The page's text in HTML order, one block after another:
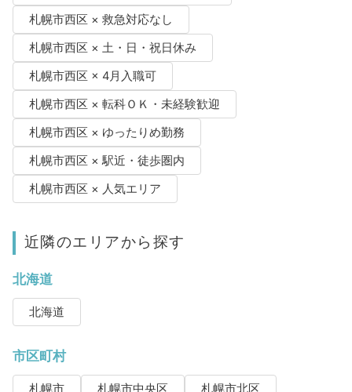
札幌市西区 × 救急対応なし
札幌市西区 × 土・日・祝日休み
札幌市西区 × 4月入職可
札幌市西区 × 転科ＯＫ・未経験歓迎
札幌市西区 × ゆったりめ勤務
札幌市西区 × 駅近・徒歩圏内
札幌市西区 × 人気エリア
近隣のエリアから探す
北海道
北海道
市区町村
札幌市 札幌市中央区 札幌市北区